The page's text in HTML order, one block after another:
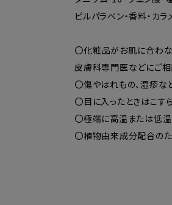
ピルパラベン・香料・カラ
〇化粧品がお肌に合わな
皮膚科専門医などにご相
〇傷やはれもの、湿疹な
〇目に入ったときはこす
〇極端に高温または低
〇植物由来成分配合のた